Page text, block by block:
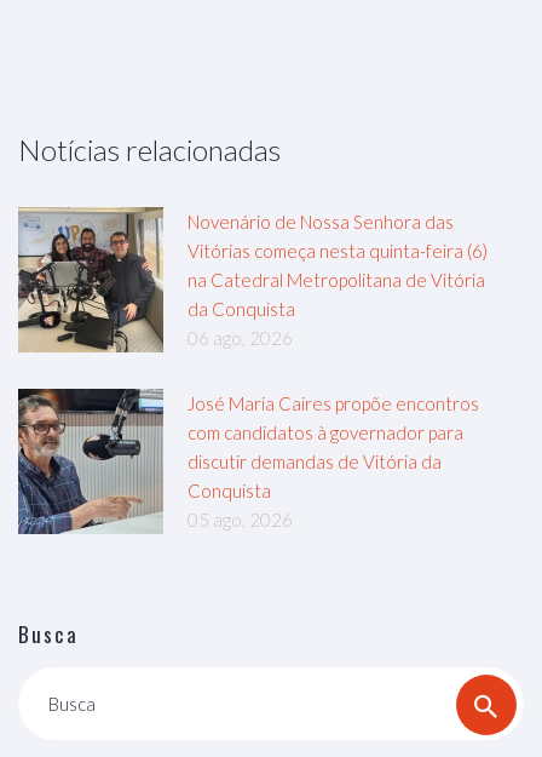
Notícias relacionadas
Novenário de Nossa Senhora das
Vitórias começa nesta quinta-feira (6)
na Catedral Metropolitana de Vitória
da Conquista
06 ago, 2026
José Maria Caires propõe encontros
com candidatos à governador para
discutir demandas de Vitória da
Conquista
05 ago, 2026
Busca
Busca